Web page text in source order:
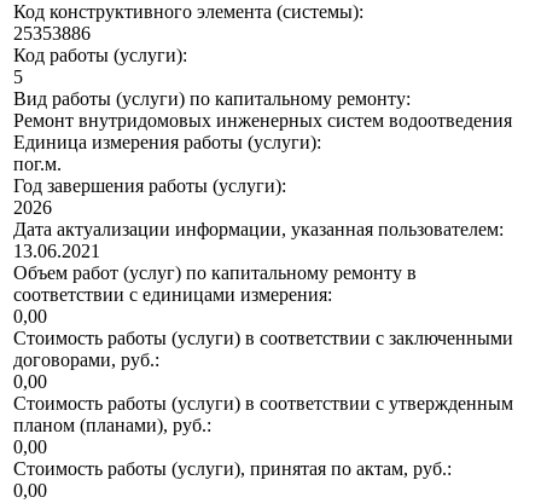
Код конструктивного элемента (системы):
25353886
Код работы (услуги):
5
Вид работы (услуги) по капитальному ремонту:
Ремонт внутридомовых инженерных систем водоотведения
Единица измерения работы (услуги):
пог.м.
Год завершения работы (услуги):
2026
Дата актуализации информации, указанная пользователем:
13.06.2021
Объем работ (услуг) по капитальному ремонту в
соответствии с единицами измерения:
0,00
Стоимость работы (услуги) в соответствии с заключенными
договорами, руб.:
0,00
Стоимость работы (услуги) в соответствии с утвержденным
планом (планами), руб.:
0,00
Стоимость работы (услуги), принятая по актам, руб.:
0,00